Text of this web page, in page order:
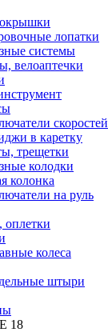
лопатки
системы
велоаптечки
скоростей
в каретку
трещетки
колодки
колонка
на руль
оплетки
колеса
штыри
18